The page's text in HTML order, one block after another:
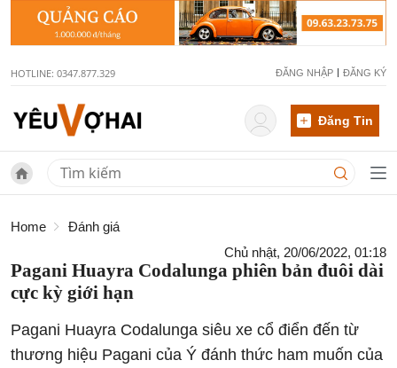
HOTLINE: 0347.877.329 ĐĂNG NHẬP ĐĂNG KÝ
Đăng Tin
Home
Đánh giá
Chủ nhật, 20/06/2022, 01:18
Pagani Huayra Codalunga phiên bản đuôi dài
cực kỳ giới hạn
Pagani Huayra Codalunga siêu xe cổ điển đến từ
thương hiệu Pagani của Ý đánh thức ham muốn của